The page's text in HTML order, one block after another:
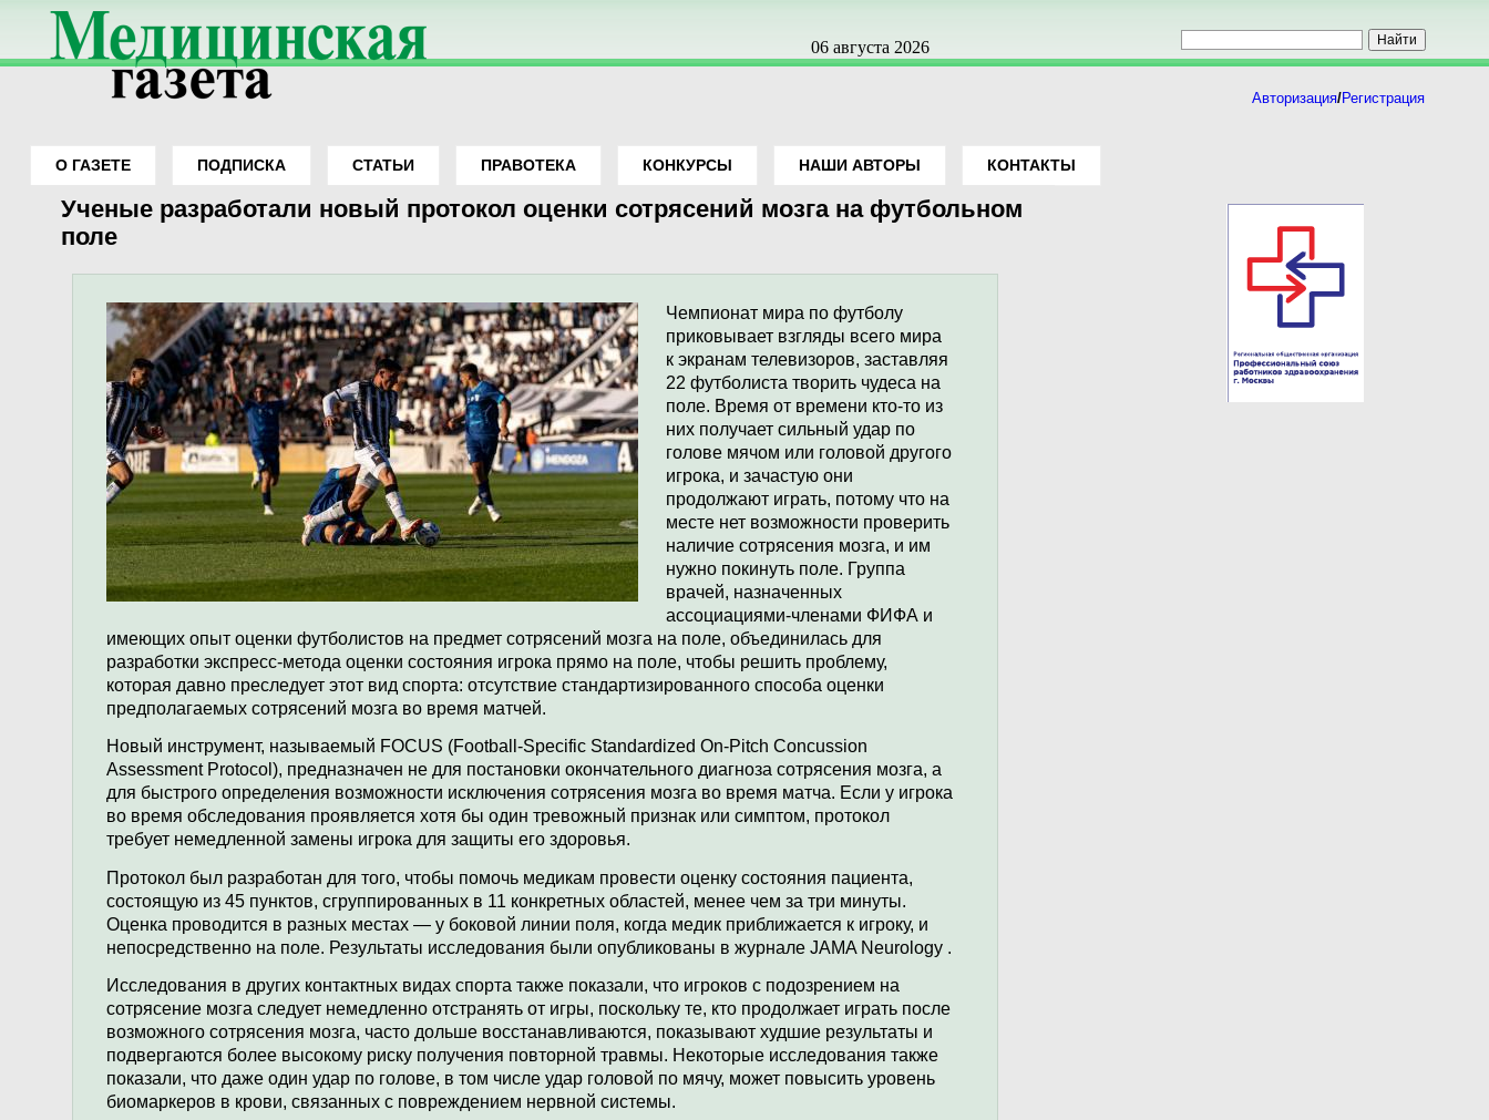
06 августа 2026
Авторизация/Регистрация
О ГАЗЕТЕ ПОДПИСКА СТАТЬИ ПРАВОТЕКА КОНКУРСЫ НАШИ АВТОРЫ КОНТАКТЫ
Вы здесь
Ученые разработали новый протокол оценки сотрясений мозга на футбольном
поле
Чемпионат мира по футболу
приковывает взгляды всего мира
к экранам телевизоров, заставляя
22 футболиста творить чудеса на
поле. Время от времени кто-то из
них получает сильный удар по
голове мячом или головой другого
игрока, и зачастую они
продолжают играть, потому что на
месте нет возможности проверить
наличие сотрясения мозга, и им
нужно покинуть поле. Группа
врачей, назначенных
ассоциациями-членами ФИФА и
имеющих опыт оценки футболистов на предмет сотрясений мозга на поле, объединилась для
разработки экспресс-метода оценки состояния игрока прямо на поле, чтобы решить проблему,
которая давно преследует этот вид спорта: отсутствие стандартизированного способа оценки
предполагаемых сотрясений мозга во время матчей.
Новый инструмент, называемый FOCUS (Football-Specific Standardized On-Pitch Concussion
Assessment Protocol), предназначен не для постановки окончательного диагноза сотрясения мозга, а
для быстрого определения возможности исключения сотрясения мозга во время матча. Если у игрока
во время обследования проявляется хотя бы один тревожный признак или симптом, протокол
требует немедленной замены игрока для защиты его здоровья.
Протокол был разработан для того, чтобы помочь медикам провести оценку состояния пациента,
состоящую из 45 пунктов, сгруппированных в 11 конкретных областей, менее чем за три минуты.
Оценка проводится в разных местах — у боковой линии поля, когда медик приближается к игроку, и
непосредственно на поле. Результаты исследования были опубликованы в журнале JAMA Neurology .
Исследования в других контактных видах спорта также показали, что игроков с подозрением на
сотрясение мозга следует немедленно отстранять от игры, поскольку те, кто продолжает играть после
возможного сотрясения мозга, часто дольше восстанавливаются, показывают худшие результаты и
подвергаются более высокому риску получения повторной травмы. Некоторые исследования также
показали, что даже один удар по голове, в том числе удар головой по мячу, может повысить уровень
биомаркеров в крови, связанных с повреждением нервной системы.